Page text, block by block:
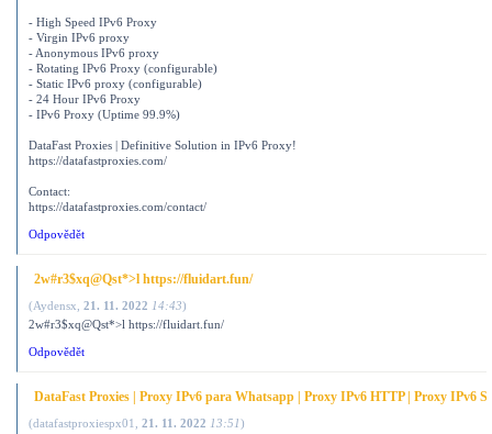
- High Speed ​​IPv6 Proxy
- Virgin IPv6 proxy
- Anonymous IPv6 proxy
- Rotating IPv6 Proxy (configurable)
- Static IPv6 proxy (configurable)
- 24 Hour IPv6 Proxy
- IPv6 Proxy (Uptime 99.9%)
DataFast Proxies | Definitive Solution in IPv6 Proxy!
https://datafastproxies.com/
Contact:
https://datafastproxies.com/contact/
Odpovědět
2w#r3$xq@Qst*>l https://fluidart.fun/
(Aydensx 21. 11. 2022 14:43)
2w#r3$xq@Qst*>l https://fluidart.fun/
Odpovědět
DataFast Proxies | Proxy IPv6 para Whatsapp | Proxy IPv6 HTTP | Proxy IPv6
(datafastproxiespx01 21. 11. 2022 13:51)